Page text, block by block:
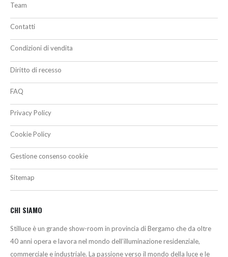
Team
Contatti
Condizioni di vendita
Diritto di recesso
FAQ
Privacy Policy
Cookie Policy
Gestione consenso cookie
Sitemap
CHI SIAMO
Stilluce è un grande show-room in provincia di Bergamo che da oltre
40 anni opera e lavora nel mondo dell’illuminazione residenziale,
commerciale e industriale. La passione verso il mondo della luce e le